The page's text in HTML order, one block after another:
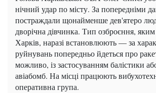
нічний удар по місту. За попередніми
постраждали щонайменше дев'ятеро
дворічна дівчинка. Тип озброєння, яким
Харків, наразі встановлюють — за
руйнувань попередньо йдеться про
можливо, із застосуванням балістики
авіабомб. На місці працюють
оперативна група.